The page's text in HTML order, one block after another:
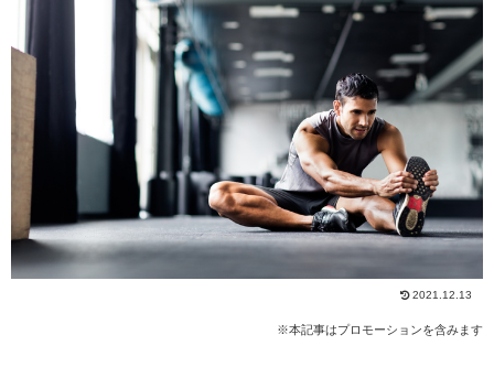
2021.12.13
※本記事はプロモーションを含みます